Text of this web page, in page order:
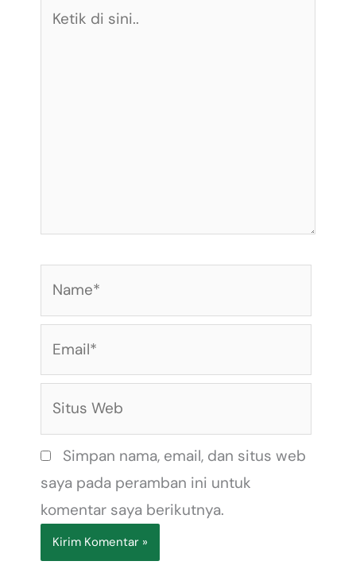
Simpan nama, email, dan situs web
saya pada peramban ini untuk
komentar saya berikutnya.